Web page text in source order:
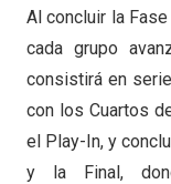
Al concluir la
cada grupo
consistirá en
con los Cuartos
el Play-In, y
y la Final,